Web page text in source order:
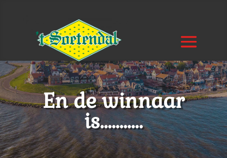
En de winnaar
is………..